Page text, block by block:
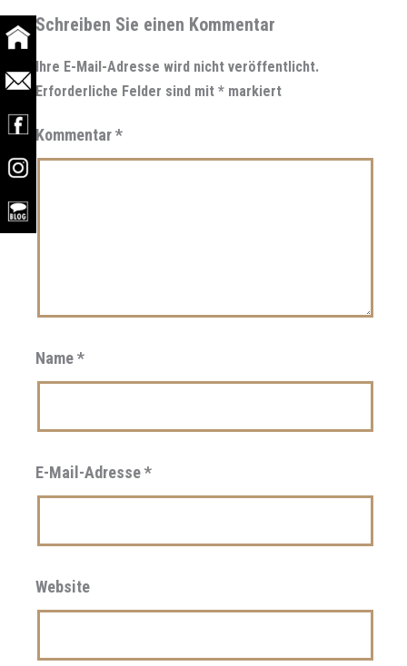
Schreiben Sie einen Kommentar
Ihre E-Mail-Adresse wird nicht veröffentlicht.
Erforderliche Felder sind mit * markiert
Kommentar*
Name*
E-Mail-Adresse*
Website